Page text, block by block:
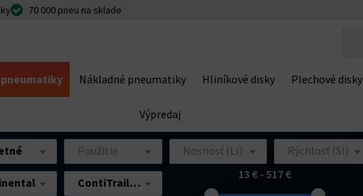
70 000 pneu na sklade
Nákladné pneumatiky Hliníkové disky Plechové disky
Výpredaj
Použitie Nosnosť (LI) Rýchlosť (SI)
ContiTrailAttack 3
13 € - 517 €